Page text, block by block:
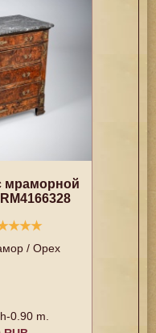
мраморной
★★★
/ Орех
0.90 m.